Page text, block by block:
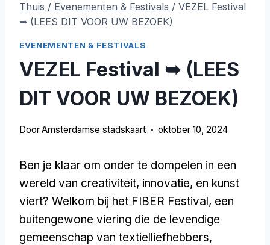
Thuis / Evenementen & Festivals / VEZEL Festival
➥ (LEES DIT VOOR UW BEZOEK)
EVENEMENTEN & FESTIVALS
VEZEL Festival ➥ (LEES
DIT VOOR UW BEZOEK)
DoorAmsterdamse stadskaart oktober 10, 2024
Ben je klaar om onder te dompelen in een
wereld van creativiteit, innovatie, en kunst
viert? Welkom bij het FIBER Festival, een
buitengewone viering die de levendige
gemeenschap van textielliefhebbers,